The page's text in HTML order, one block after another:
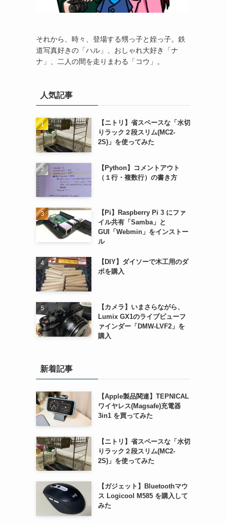
それから、時々、登場する甥っ子と姪っ子。鉄
道写真好きの「ハル」、おしゃれ大好き「ナ
ナ」、二人の間を走りまわる「コウ」。
人気記事
【ニトリ】省スペースな「水切
りラック２段スリム(MC2-
2S)」を使ってみた
【Python】コメントアウト
（１行・複数行）の書き方
【Pi】Raspberry Pi 3 にファ
イル共有「Samba」と
GUI「Webmin」をインストー
ル
【DIY】ダイソーで木工用のダ
ボを購入
【カメラ】いまさらながら、
Lumix GX1のライブビューフ
ァインダー「DMW-LVF2」を
購入
新着記事
【Apple製品関連】TEPNICAL
ワイヤレス(Magsafe)充電器
3in1 を買ってみた
【ニトリ】省スペースな「水切
りラック２段スリム(MC2-
2S)」を使ってみた
【ガジェット】Bluetoothマウ
ス Logicool M585 を購入して
みた